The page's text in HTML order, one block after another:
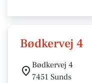
Bødkervej 4
Bødkervej 4
7451 Sunds